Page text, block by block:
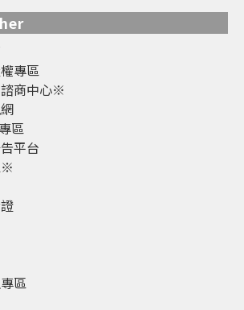
專區
商中心※
區
平台
※
區